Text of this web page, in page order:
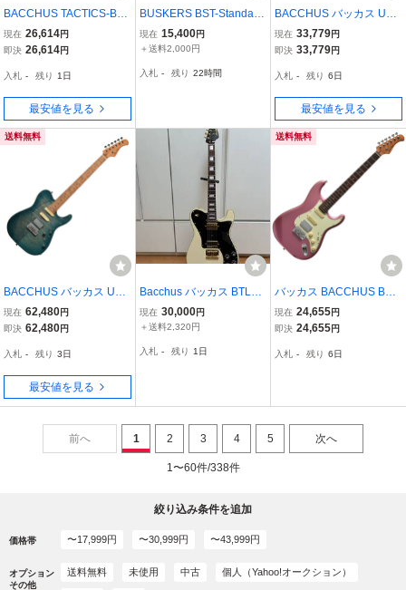
BACCHUS TACTICS-BP/
R BD-B エレキギター
現在 26,614円
即決 26,614円
入札 - 残り 1日
最安値を見る
BUSKERS BST-Standart
エレキギター
現在 15,400円
＋送料2,000円
入札 - 残り 22時間
BACCHUS バッカス Univ
erse Series GS-4DX RS
M/P PWH-MH エレキギタ
現在 33,779円
即決 33,779円
入札 - 残り 6日
最安値を見る
送料無料
BACCHUS バッカス Univ
erse Series TAC24AD-FM
H RSM/M BLU-B エレキ
現在 62,480円
即決 62,480円
入札 - 残り 3日
最安値を見る
Bacchus バッカス BTLC-
1-RSM/R OWH オリンピ
ックホワイト
現在 30,000円
＋送料2,320円
入札 - 残り 1日
送料無料
バッカス BACCHUS BST-
2-RSM/R BGM エレキギ
ター
現在 24,655円
即決 24,655円
入札 - 残り 6日
前へ 1 2 3 4 5 次へ
1〜60件/338件
絞り込み条件を追加
価格帯 〜17,999円 〜30,999円 〜43,999円
オプション
その他
送料無料 未使用 中古 個人（Yahoo!オークション）